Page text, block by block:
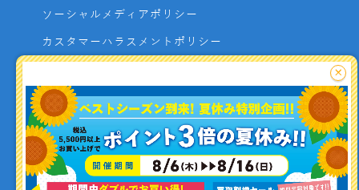
ソーシャルメディアポリシー
カスタマーハラスメントポリシー
よくあるご質問
お問い合わせ
利用者資金の保全方法
×